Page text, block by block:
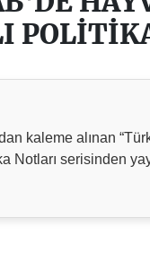
kaleme alınan
Notları serisinden